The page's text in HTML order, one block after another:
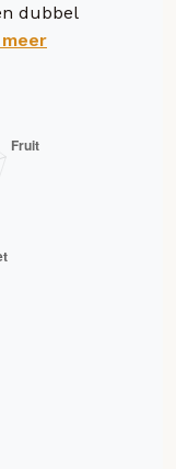
dubbel